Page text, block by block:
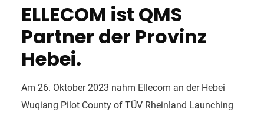
ELLECOM ist QMS
Partner der Provinz
Hebei.
Am 26. Oktober 2023 nahm Ellecom an der Hebei
Wuqiang Pilot County of TÜV Rheinland Launching